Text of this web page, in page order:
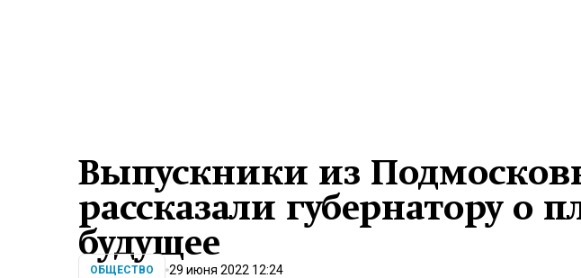
Выпускники из
рассказали губернатору о
будущее
ОБЩЕСТВО 29 июня 2022 12:24